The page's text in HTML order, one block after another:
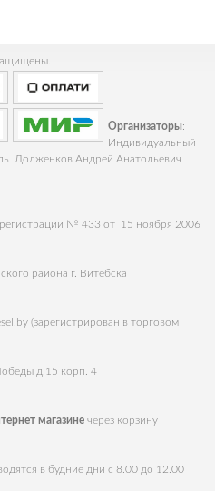
Организаторы:
Индивидуальный
Долженков Андрей Анатольевич
регистрации № 433 от 15 ноября 2006
района г. Витебска
(зарегистрирован в торговом
д.15 корп. 4
магазине через корзину
в будние дни с 8.00 до 12.00